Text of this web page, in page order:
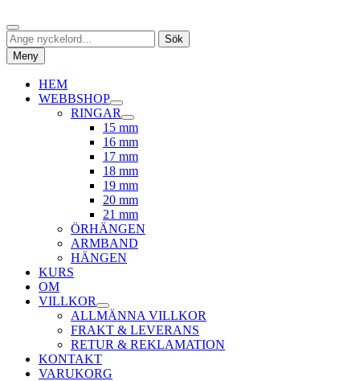
Hoppa
till
innehåll
Sök
Sök
efter:
Sök
Meny
HEM
WEBBSHOP
expandera
undermeny
RINGAR
expandera
undermeny
15 mm
16 mm
17 mm
18 mm
19 mm
20 mm
21 mm
ÖRHÄNGEN
ARMBAND
HÄNGEN
KURS
OM
VILLKOR
expandera
undermeny
ALLMÄNNA VILLKOR
FRAKT & LEVERANS
RETUR & REKLAMATION
KONTAKT
VARUKORG